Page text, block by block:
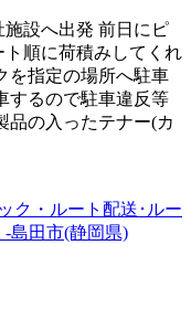
設へ出発 前日にピ
順に荷積みしてくれ
を指定の場所へ駐車
するので駐車違反等
の入ったテナー(カ
ク・ルート配送･ルー
-島田市(静岡県)